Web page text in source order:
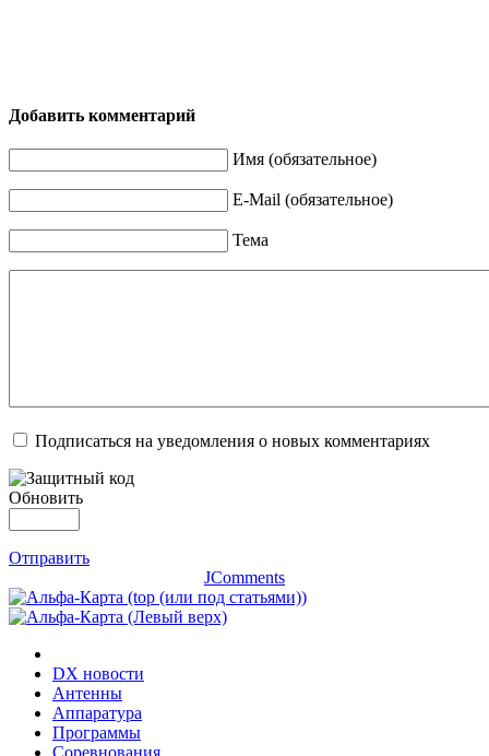
Добавить комментарий
Имя (обязательное)
E-Mail (обязательное)
Тема
Подписаться на уведомления о новых комментариях
Обновить
Отправить
JComments
DX новости
Антенны
Аппаратура
Программы
Соревнования